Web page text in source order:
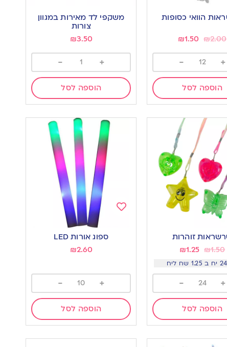
הוואי כסופות
₪2.00
₪1.50
+
-
הוספה לסל
to
wishlist
משקפי לד מאירות במגוון
צורות
₪3.50
+
-
הוספה לסל
זוהרות
₪1.50
₪1.25
+
-
הוספה לסל
ספוג אורות LED
₪2.60
+
-
הוספה לסל